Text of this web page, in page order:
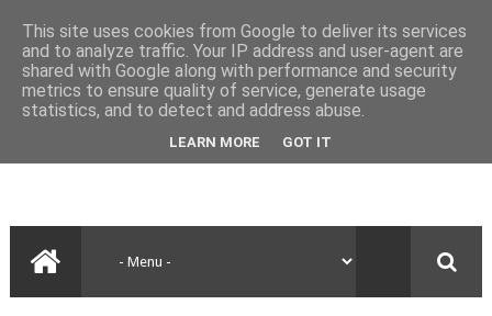
This site uses cookies from Google to deliver its services
and to analyze traffic. Your IP address and user-agent are
shared with Google along with performance and security
metrics to ensure quality of service, generate usage
statistics, and to detect and address abuse.
LEARN MORE GOT IT